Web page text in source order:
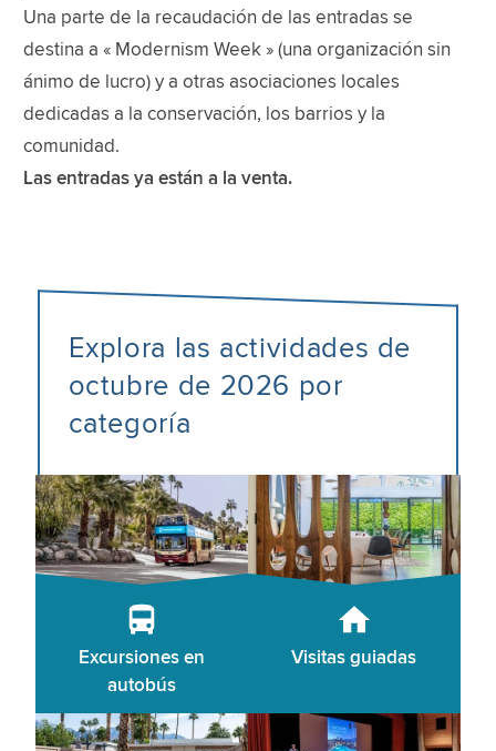
Una parte de la recaudación de las entradas se
destina a « Modernism Week » (una organización sin
ánimo de lucro) y a otras asociaciones locales
dedicadas a la conservación, los barrios y la
comunidad.
Las entradas ya están a la venta.
Explora las actividades de
octubre de 2026 por
categoría
Excursiones en
autobús
Visitas guiadas